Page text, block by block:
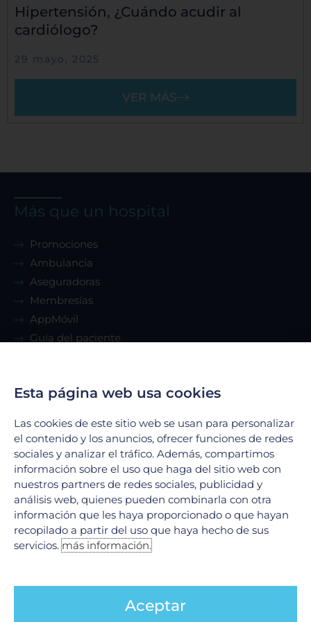
Hipertensión, ¿Cuándo acudir al
cardiólogo?
29 mayo, 2025
VER MÁS
Más que un hospital
Promociones
Ambulancia
Aseguradoras
Membresías
AppMóvil
Guía del paciente
Servicios
Urgencias
Laboratorio Clínico
Laboratorio de Biología Molecular
Hospitalización
Imagenología
Hemodinamia
Ver todos
Esta página web usa cookies
Las cookies de este sitio web se usan para personalizar
el contenido y los anuncios, ofrecer funciones de redes
sociales y analizar el tráfico. Además, compartimos
información sobre el uso que haga del sitio web con
nuestros partners de redes sociales, publicidad y
análisis web, quienes pueden combinarla con otra
información que les haya proporcionado o que hayan
recopilado a partir del uso que haya hecho de sus
servicios.más información.
Aceptar